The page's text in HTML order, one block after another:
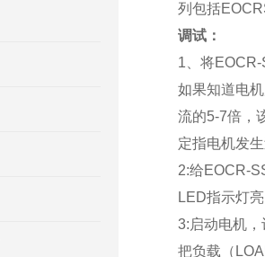
列包括
调试：
1、将
如果知道电
流的5-7倍，
定指电机发
2:给EOCR-
LED指示灯
3:启动电机
把负载（